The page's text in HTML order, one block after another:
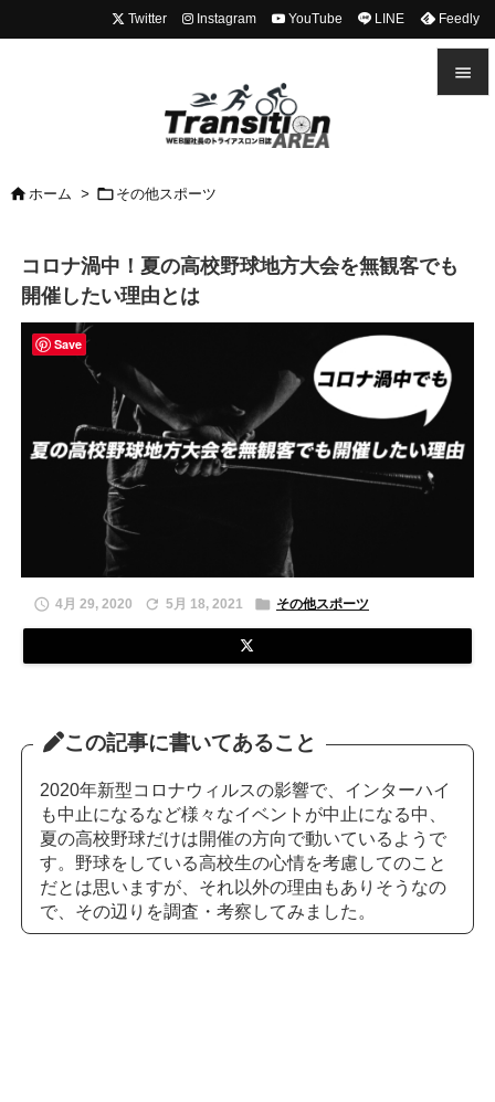

次へ
Twitter Instagram YouTube LINE Feedly
 ホーム >  その他スポーツ
コロナ渦中！夏の高校野球地方大会を無観客でも
開催したい理由とは
 4月 29, 2020  5月 18, 2021  その他スポーツ
この記事に書いてあること
2020年新型コロナウィルスの影響で、インターハイ
も中止になるなど様々なイベントが中止になる中、
夏の高校野球だけは開催の方向で動いているようで
す。野球をしている高校生の心情を考慮してのこと
だとは思いますが、それ以外の理由もありそうなの
で、その辺りを調査・考察してみました。
Save